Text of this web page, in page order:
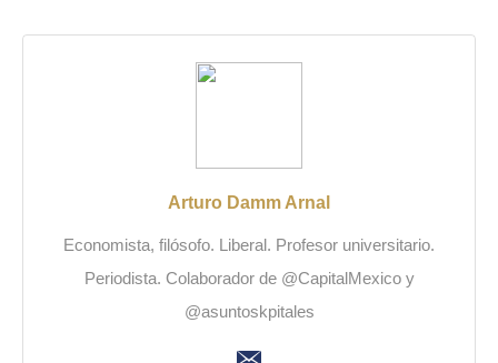
Arturo Damm Arnal
Economista, filósofo. Liberal. Profesor universitario.
Periodista. Colaborador de @CapitalMexico y
@asuntoskpitales